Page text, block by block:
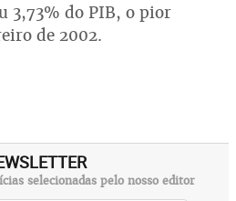
3,73% do PIB, o pior
de 2002.
selecionadas pelo nosso editor